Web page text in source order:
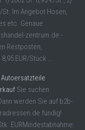
St. Im Angebot Hosen,
etc. Genaue
zentrum.de -
Restposten,
EUR/Stück ...
Autoersatzteile
Sie suchen
werden Sie auf b2b-
fündig!
EURMindestabnahme: